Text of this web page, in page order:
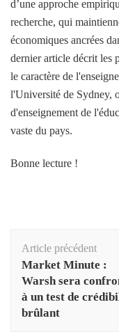
d’une approche
recherche, qui
économiques ancrées
dernier article décrit les
le caractère de
l'Université de Sydney,
d'enseignement de
vaste du pays.
Bonne lecture !
d'article
Article précédent
Market Minute :
Warsh sera
à un test de
brûlant